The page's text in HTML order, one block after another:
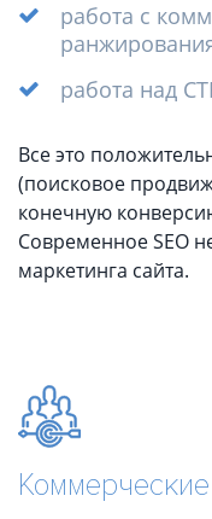
работа с
работа над
Все это
(поисковое
конечную
Современное SEO
маркетинга сайта.